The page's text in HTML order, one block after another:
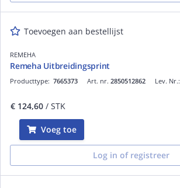
Toevoegen aan bestellijst
REMEHA
Remeha Uitbreidingsprint
Art. nr. 2850512862
Producttype: 7665373 Lev. Nr.:
€ 124,60 / STK
Voeg toe
Log in of registreer